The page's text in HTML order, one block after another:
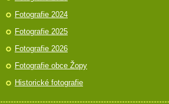
Fotografie 2024
Fotografie 2025
Fotografie 2026
Fotografie obce Žopy
Historické fotografie